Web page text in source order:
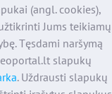
(angl. cookies),
Jums teikiamų
Tęsdami naršymą
slapukų
. Uždrausti slapukų